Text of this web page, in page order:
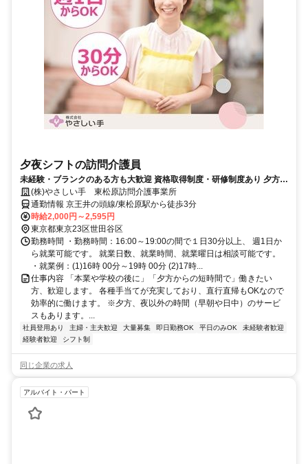
夕夜シフトの訪問介護員
未経験・ブランクのある方も大歓迎 資格取得制度・研修制度あり 夕方か
ら短時間で働けます
(株)やさしい手 東松原訪問介護事業所
通勤情報 京王井の頭線/東松原駅から徒歩3分
時給2,000円～2,595円
東京都東京23区世田谷区
勤務時間 ・勤務時間：16:00～19:00の間で１日30分以上、 週1日か
ら就業可能です。 就業日数、就業時間、就業曜日は相談可能です。
・就業例：(1)16時 00分～19時 00分 (2)17時...
仕事内容 「本業や学校の後に」「夕方からの短時間で」働きたい
方、歓迎します。 各種手当てが充実しており、直行直帰もOKなので
効率的に働けます。 ※夕方、夜以外の時間（早朝や日中）のサービ
スもあります。...
社員登用あり 主婦・主夫歓迎 大量募集 即日勤務OK 平日のみOK
未経験者歓迎
経験者歓迎
シフト制
同じ企業の求人
アルバイト・パート